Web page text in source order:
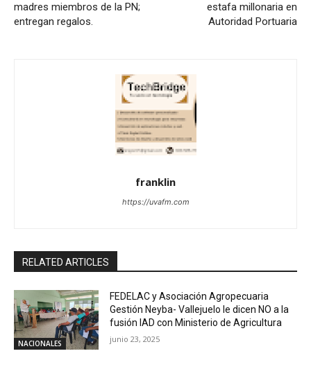
madres miembros de la PN;
entregan regalos.
estafa millonaria en
Autoridad Portuaria
franklin
https://uvafm.com
RELATED ARTICLES
NACIONALES
FEDELAC y Asociación Agropecuaria
Gestión Neyba- Vallejuelo le dicen NO a la
fusión IAD con Ministerio de Agricultura
junio 23, 2025